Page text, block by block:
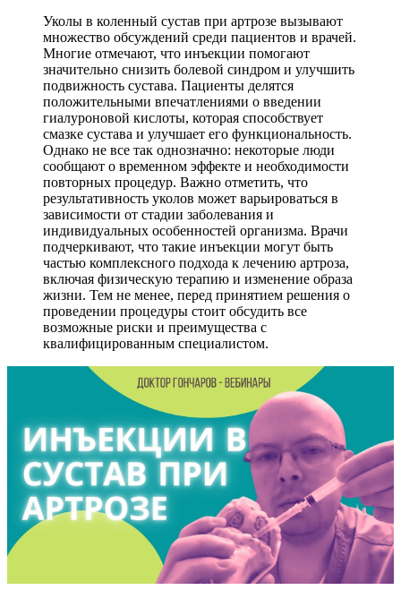
Уколы в коленный сустав при артрозе вызывают
множество обсуждений среди пациентов и врачей.
Многие отмечают, что инъекции помогают
значительно снизить болевой синдром и улучшить
подвижность сустава. Пациенты делятся
положительными впечатлениями о введении
гиалуроновой кислоты, которая способствует
смазке сустава и улучшает его функциональность.
Однако не все так однозначно: некоторые люди
сообщают о временном эффекте и необходимости
повторных процедур. Важно отметить, что
результативность уколов может варьироваться в
зависимости от стадии заболевания и
индивидуальных особенностей организма. Врачи
подчеркивают, что такие инъекции могут быть
частью комплексного подхода к лечению артроза,
включая физическую терапию и изменение образа
жизни. Тем не менее, перед принятием решения о
проведении процедуры стоит обсудить все
возможные риски и преимущества с
квалифицированным специалистом.